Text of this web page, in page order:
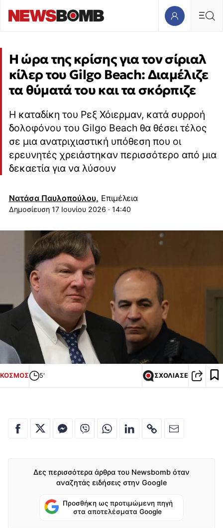
Η ώρα της κρίσης για τον σίριαλ
κίλερ του Gilgo Beach: Διαμέλιζε
τα θύματά του και τα σκόρπιζε
Η καταδίκη του Ρεξ Χόιερμαν, κατά συρροή
δολοφόνου του Gilgo Beach θα θέσει τέλος
σε μια ανατριχιαστική υπόθεση που οι
ερευνητές χρειάστηκαν περισσότερο από μια
δεκαετία για να λύσουν
Νατάσα Παυλοπούλου, Επιμέλεια
17 Ιουνίου 2026 · 14:40
ΚΟΣΜΟΣ 5' ΣΧΟΛΙΑΣΕ
Δες περισσότερα άρθρα του Newsbomb όταν
αναζητάς ειδήσεις στην Google
Προσθήκη ως προτιμώμενη πηγή
στα αποτελέσματα Google